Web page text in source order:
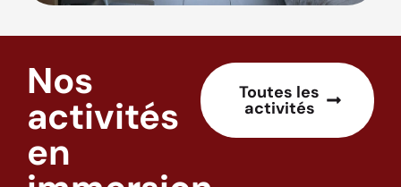
Nos
activités
en
Toutes les
activités